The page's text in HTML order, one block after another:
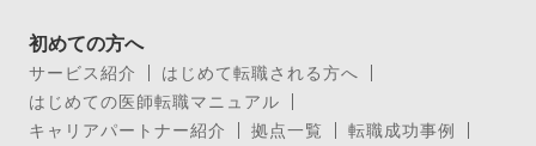
初めての方へ
サービス紹介
はじめて転職される方へ
はじめての医師転職マニュアル
キャリアパートナー紹介
拠点一覧
転職成功事例